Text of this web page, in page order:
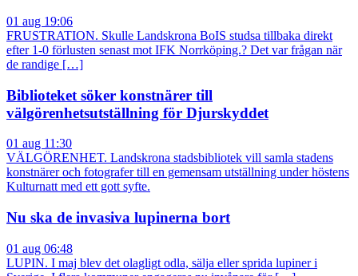
01 aug 19:06
FRUSTRATION. Skulle Landskrona BoIS studsa tillbaka direkt
efter 1-0 förlusten senast mot IFK Norrköping.? Det var frågan när
de randige […]
Biblioteket söker konstnärer till
välgörenhetsutställning för Djurskyddet
01 aug 11:30
VÄLGÖRENHET. Landskrona stadsbibliotek vill samla stadens
konstnärer och fotografer till en gemensam utställning under höstens
Kulturnatt med ett gott syfte.
Nu ska de invasiva lupinerna bort
01 aug 06:48
LUPIN. I maj blev det olagligt odla, sälja eller sprida lupiner i